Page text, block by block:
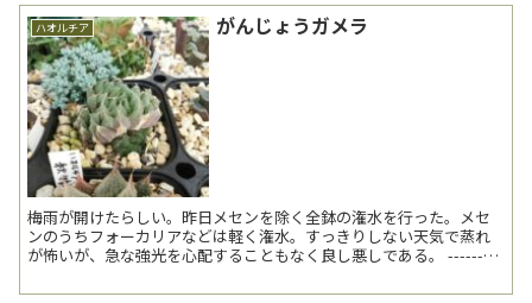
ハオルチア がんじょうガメラ
梅雨が開けたらしい。昨日メセンを除く全鉢の潅水を行った。メセ
ンのうちフォーカリアなどは軽く潅水。すっきりしない天気で蒸れ
が怖いが、急な強光を心配することもなく良し悪しである。 ---------